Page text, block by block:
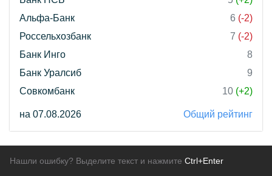
Альфа-Банк
6 (-2)
Россельхозбанк
7 (-2)
Банк Инго
8
Банк Уралсиб
9
Совкомбанк
10 (+2)
на 07.08.2026 Общий рейтинг
Нашли ошибку? Выделите текст и нажмите Ctrl+Enter